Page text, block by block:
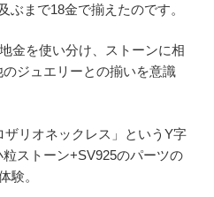
ぶまで18金で揃えたのです。
金を使い分け、ストーンに相
ジュエリーとの揃いを意識
リオネックレス」というY字
ストーン+SV925のパーツの
験。